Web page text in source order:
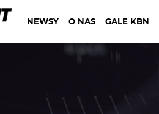
NEWSY O NAS GALE KBN